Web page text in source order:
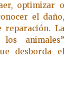
optimizar o
el daño,
reparación. La
animales”
desborda el